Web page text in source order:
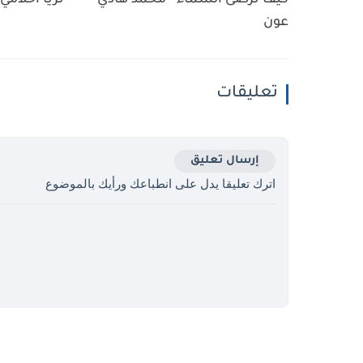
عون
تعليقات
إرسال تعليق
اترك تعليقا يدل على انطباعك ورأيك بالموضوع